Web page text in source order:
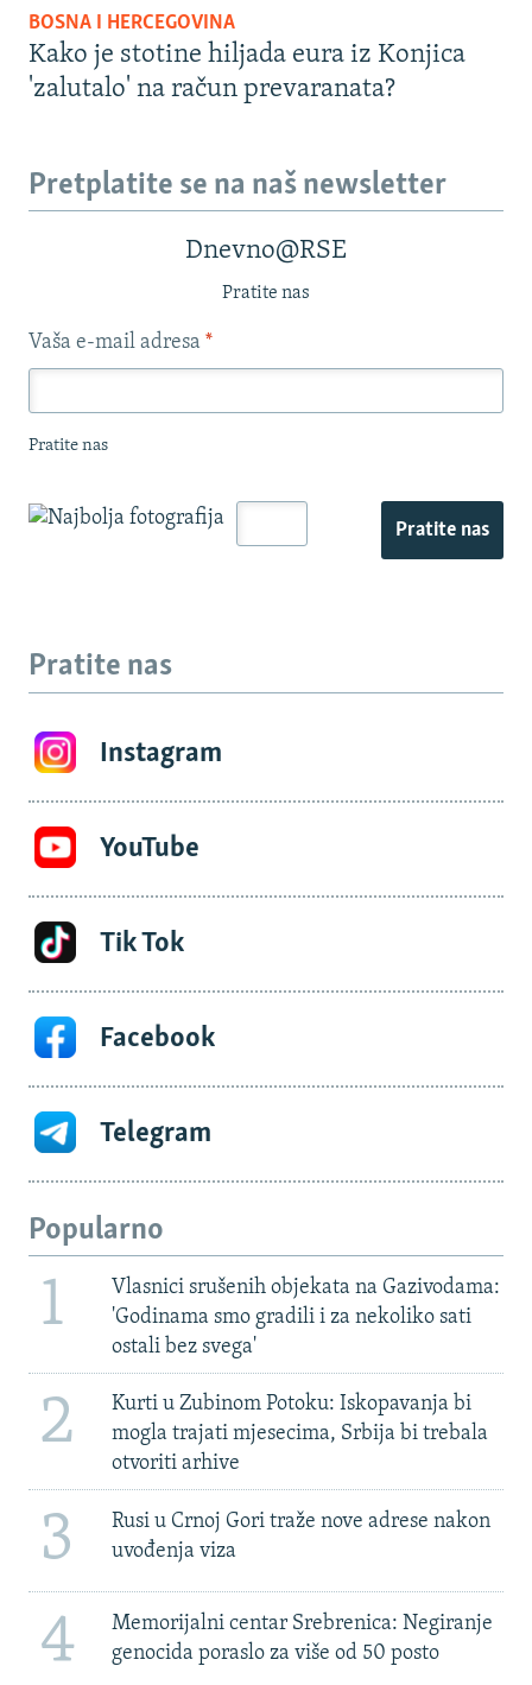
BOSNA I HERCEGOVINA
Kako je stotine hiljada eura iz Konjica
'zalutalo' na račun prevaranata?
Pretplatite se na naš newsletter
Dnevno@RSE
Pratite nas
Vaša e-mail adresa *
Pratite nas
Pratite nas
Pratite nas
Instagram
YouTube
Tik Tok
Facebook
Telegram
Popularno
1
Vlasnici srušenih objekata na Gazivodama:
'Godinama smo gradili i za nekoliko sati
ostali bez svega'
2
Kurti u Zubinom Potoku: Iskopavanja bi
mogla trajati mjesecima, Srbija bi trebala
otvoriti arhive
3
Rusi u Crnoj Gori traže nove adrese nakon
uvođenja viza
4
Memorijalni centar Srebrenica: Negiranje
genocida poraslo za više od 50 posto